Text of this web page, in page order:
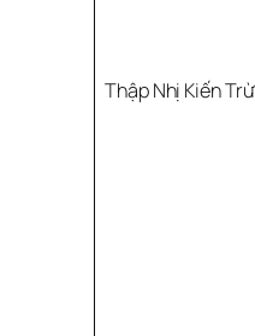
Thập Nhị Kiến Trừ